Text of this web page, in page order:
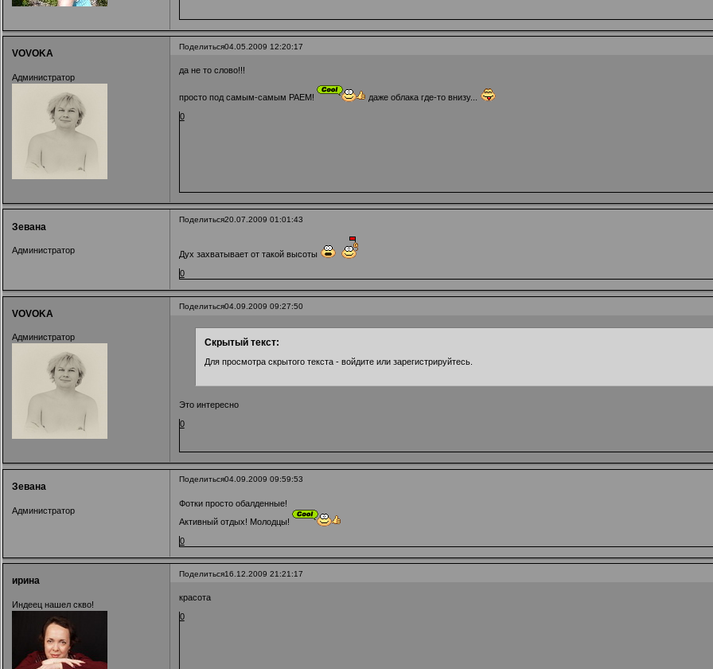
Поделиться04.05.2009 12:20:17
VOVOKA
Администратор
да не то слово!!!
просто под самым-самым РАЕМ!
даже облака где-то внизу...
0
Поделиться20.07.2009 01:01:43
Зевана
Администратор
Дух захватывает от такой высоты
0
Поделиться04.09.2009 09:27:50
VOVOKA
Администратор Скрытый текст:
Для просмотра скрытого текста - войдитеили зарегистрируйтесь.
Это интересно
0
Поделиться04.09.2009 09:59:53
Зевана
Администратор
Фотки просто обалденные!
Активный отдых! Молодцы!
0
Поделиться16.12.2009 21:21:17
ирина
Индеец нашел скво!
красота
0